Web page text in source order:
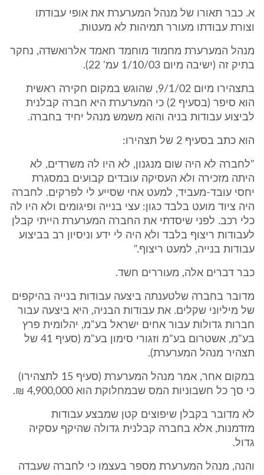
א. כבר תאורו של מנהל המערערת את אופי עבודתו
וצורת עבודתו מעורר תמיהות לא מעטות.
מנהל המערערת מחמוד מוחמד חאמד אלרואשדה, נחקר
בתיק זה (ישיבה מיום 1/10/03 עמ' 22).
בתצהירו מיום 9/1/02, שהוגש במקום חקירה ראשית
הוא סיפר (בסעיף 2) כי המערערת היא חברה קבלנית
לביצוע עבודות בניה והוא משמש מנהל יחיד בחברה.
הוא כתב בסעיף 2 של תצהירו:
"לחברה לא היה שום מנגנון, לא היו לה משרדים, לא
היתה מזכירה ולא העסיקה עובדים קבועים במסגרת
יחסי עובד-מעביד, למעט אחי שסייע לי לפרקים. לחברה
היה ציוד מועט בלבד כגון: עצי בנייה ופיגומים ולא היו לה
כלי רכב. לפני שיסדתי את החברה המערערת הייתי קבלן
לעבודות ריצוף בלבד ולא היה לי ידע וניסיון רב בביצוע
עבודות בנייה, למעט ריצוף."
כבר דברים אלה, מעוררים חשד.
מדובר בחברה שלטענתה ביצעה עבודות בנייה בהיקפים
של מיליוני שקלים. את עבודות הבניה, היא ביצעה עבור
חברות גדולות עבור אחים ישראל בע"מ, יהלומית פרץ
בע"מ, אשטרום בע"מ וזגורי סימון בע"מ (סעיף 41 של
תצהיר מנהל המערערת).
במקום אחר, אמר מנהל המערערת (סעיף 15 לתצהירו)
כי סך כל חשבוניות המס שבמחלוקת הוא 4,900,000 ₪.
לא מדובר בקבלן שיפוצים קטן שמבצע עבודות
מזדמנות, אלא בחברה קבלנית גדולה שהיקף עסקיה
גדול.
והנה, מנהל המערערת מספר בעצמו כי לחברה שעבדה